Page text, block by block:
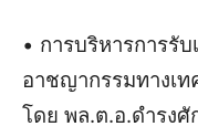
• การบริหารการรั
อาชญากรรมทางเท
โดย พล.ต.อ.ดำรง